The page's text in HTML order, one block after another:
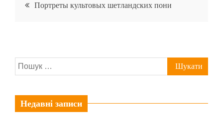
Портреты культовых шетландских пони
Пошук:
Недавні записи